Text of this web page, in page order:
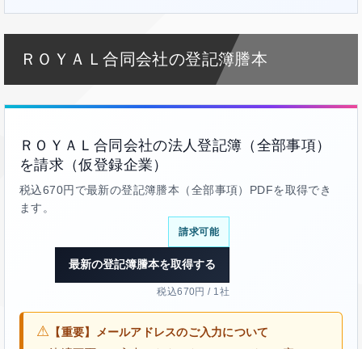
ＲＯＹＡＬ合同会社の登記簿謄本
ＲＯＹＡＬ合同会社の法人登記簿（全部事項）
を請求（仮登録企業）
税込670円で最新の登記簿謄本（全部事項）PDFを取得でき
ます。
請求可能
最新の登記簿謄本を取得する
税込670円 / 1社
⚠ 【重要】メールアドレスのご入力について